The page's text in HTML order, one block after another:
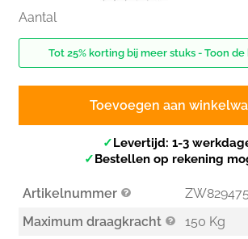
Aantal
Tot 25% korting bij meer stuks - Toon
Toevoegen aan
✓Levertijd: 1-3
✓Bestellen op rekening
Artikelnummer
ZW829475
Maximum draagkracht
150 Kg